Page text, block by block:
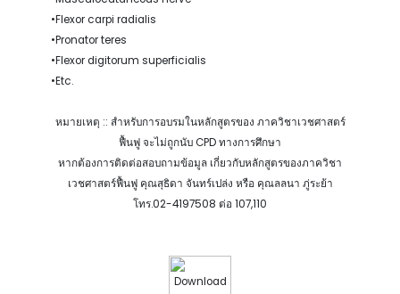
•Flexor carpi radialis
•Pronator teres
•Flexor digitorum superficialis
•Etc.
หมายเหตุ :: สำหรับการอบรมในหลักสูตรของ ภาควิชาเวชศาสตร์
ฟื้นฟู จะไม่ถูกนับ CPD ทางการศึกษา
หากต้องการติดต่อสอบถามข้อมูล เกี่ยวกับหลักสูตรของภาควิชา
เวชศาสตร์ฟื้นฟู คุณสุธิดา จันทร์เปล่ง หรือ คุณลลนา ภู่ระย้า
โทร.02-4197508 ต่อ 107,110